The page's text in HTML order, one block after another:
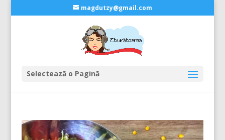
magdutzy@gmail.com
Selectează o Pagină